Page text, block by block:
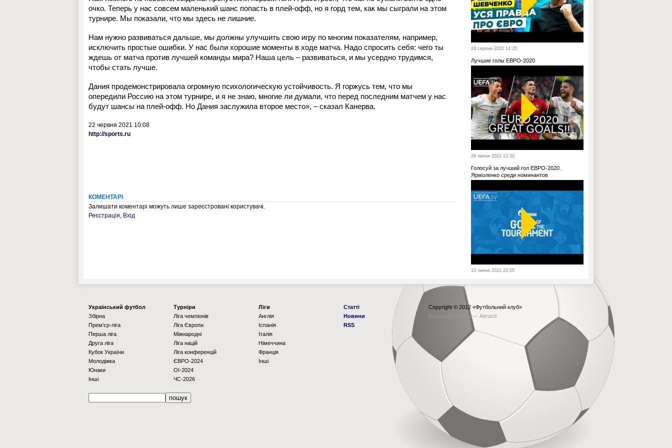
очко. Теперь у нас совсем маленький шанс попасть в плей-офф, но я горд тем, как мы сыграли на этом
турнире. Мы показали, что мы здесь не лишние.
Нам нужно развиваться дальше, мы должны улучшить свою игру по многим показателям, например,
исключить простые ошибки. У нас были хорошие моменты в ходе матча. Надо спросить себя: чего ты
ждешь от матча против лучшей команды мира? Наша цель – развиваться, и мы усердно трудимся,
чтобы стать лучше.
Дания продемонстрировала огромную психологическую устойчивость. Я горжусь тем, что мы
опередили Россию на этом турнире, и я не знаю, многие ли думали, что перед последним матчем у нас
будут шансы на плей-офф. Но Дания заслужила второе место», – сказал Канерва.
22 червня 2021 10:08
http://sports.ru
КОМЕНТАРІ
Залишати коментарі можуть лише зареєстровані користувачі.
Реєстрація, Вхід
24 серпня 2022 14:35
Лучшие голы ЕВРО-2020
29 липня 2021 13:32
Голосуй за лучший гол ЕВРО-2020.
Ярмоленко среди номинантов
13 липня 2021 22:55
Українcький футбол
Збірна
Прем'єр-ліга
Перша ліга
Друга ліга
Кубок України
Молодіжка
Юнаки
Інші
Турніри
Ліга чемпіонів
Ліга Європи
Міжнародні
Ліга націй
Ліга конференцій
ЄВРО-2024
OI-2024
ЧС-2026
Ліги
Англія
Іспанія
Італія
Німеччина
Франція
Інші
Статті
Новини
RSS
Copyright © 2012 «Футбольний клуб»
Рорзробка сайта — Attracti